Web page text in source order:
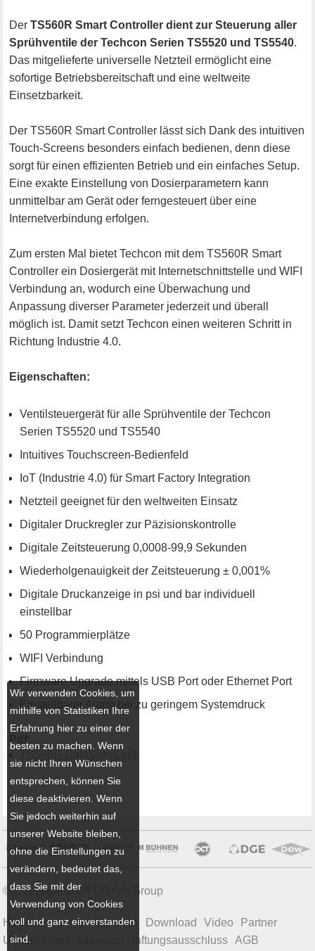
DerTS560R Smart Controller dient zur Steuerung aller
Sprühventile der Techcon Serien TS5520 und TS5540.
Das mitgelieferte universelle Netzteil ermöglicht eine
sofortige Betriebsbereitschaft und eine weltweite
Einsetzbarkeit.
Der TS560R Smart Controller lässt sich Dank des intuitiven
Touch-Screens besonders einfach bedienen, denn diese
sorgt für einen effizienten Betrieb und ein einfaches Setup.
Eine exakte Einstellung von Dosierparametern kann
unmittelbar am Gerät oder ferngesteuert über eine
Internetverbindung erfolgen.
Zum ersten Mal bietet Techcon mit dem TS560R Smart
Controller ein Dosiergerät mit Internetschnittstelle und WIFI
Verbindung an, wodurch eine Überwachung und
Anpassung diverser Parameter jederzeit und überall
möglich ist. Damit setzt Techcon einen weiteren Schritt in
Richtung Industrie 4.0.
Eigenschaften:
Ventilsteuergerät für alle Sprühventile der Techcon
Serien TS5520 und TS5540
Intuitives Touchscreen-Bedienfeld
IoT (Industrie 4.0) für Smart Factory Integration
Netzteil geeignet für den weltweiten Einsatz
Digitaler Druckregler zur Päzisionskontrolle
Digitale Zeitsteuerung 0,0008-99,9 Sekunden
Wiederholgenauigkeit der Zeitsteuerung ± 0,001%
Digitale Druckanzeige in psi und bar individuell
einstellbar
50 Programmierplätze
WIFI Verbindung
Firmware Upgrade mittels USB Port oder Ethernet Port
Einstellbarer Alarm bei zu geringem Systemdruck
Pdf:
© Copyright 2026 Ulbrich Group
Home Produkte Aktuelles Download Video
Partner
Unternehmen
Haftungsausschluss AGB
Wir verwenden Cookies, um
mithilfe von Statistiken Ihre
Erfahrung hier zu einer der
besten zu machen. Wenn
sie nicht Ihren Wünschen
entsprechen, können Sie
diese deaktivieren. Wenn
Sie jedoch weiterhin auf
unserer Website bleiben,
ohne die Einstellungen zu
verändern, bedeutet das,
dass Sie mit der
Verwendung von Cookies
voll und ganz einverstanden
sind.